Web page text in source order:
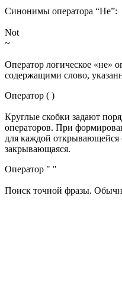
Синонимы оператора “Не”:
Not
~
Оператор логическое «не»
содержащими слово,
Оператор ( )
Круглые скобки задают
операторов. При
для каждой открывающейся
закрывающаяся.
Оператор " "
Поиск точной фразы.